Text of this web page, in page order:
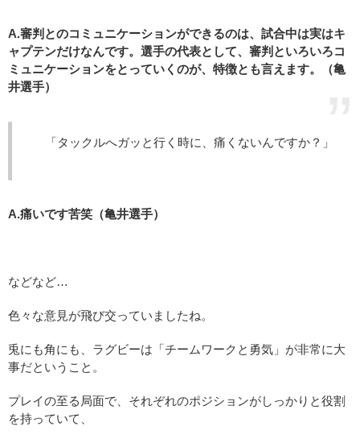
A.審判とのコミュニケーションができるのは、試合中は実はキ
ャプテンだけなんです。選手の代表として、審判といろいろコ
ミュニケーションをとっていくのが、特徴とも言えます。（亀
井選手）
「タックルへガッと行く時に、痛くないんですか？」
A.痛いです苦笑（亀井選手）
などなど…
色々な意見が飛び交っていましたね。
兎にも角にも、ラグビーは「チームワークと勇気」が非常に大
事だということ。
プレイの至る局面で、それぞれのポジションがしっかりと役割
を持っていて、